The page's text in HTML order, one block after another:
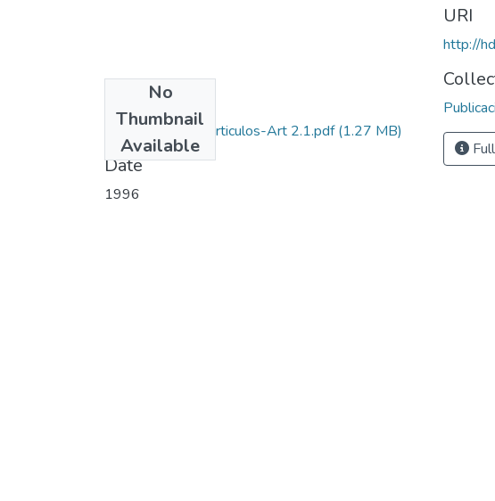
No
Thumbnail
Available
1996-V14-N2-Articulos-Art 2.1.pdf(1.27 MB)
Date
1996
URI
http://